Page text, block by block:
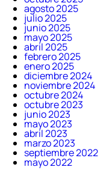
agosto 2025
julio 2025
junio 2025
mayo 2025
abril 2025
febrero 2025
enero 2025
diciembre 2024
noviembre 2024
octubre 2024
octubre 2023
junio 2023
mayo 2023
abril 2023
marzo 2023
septiembre 2022
mayo 2022